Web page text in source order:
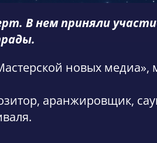
В нем приняли
новых медиа»,
аранжировщик,